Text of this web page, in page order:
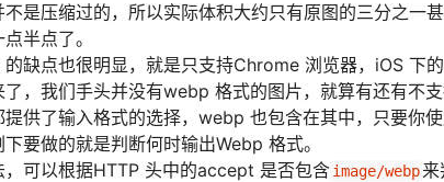
不是压缩过的，所以实际体积大约只有原图的三分之一
半点了。
缺点也很明显，就是只支持Chrome 浏览器，iOS 下
了，我们手头并没有webp 格式的图片，就算有还有不
提供了输入格式的选择，webp 也包含在其中，只要你
要做的就是判断何时输出Webp 格式。
，可以根据HTTP 头中的accept 是否包含image/webp来